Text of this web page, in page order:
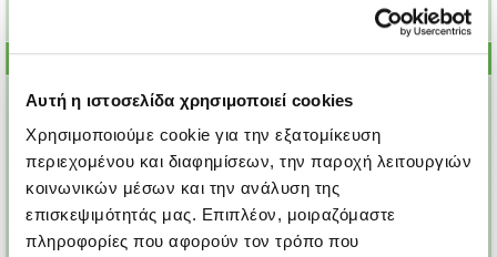
Αυτή η ιστοσελίδα χρησιμοποιεί cookies
Χρησιμοποιούμε cookie για την εξατομίκευση
περιεχομένου και διαφημίσεων, την παροχή λειτουργιών
κοινωνικών μέσων και την ανάλυση της
επισκεψιμότητάς μας. Επιπλέον, μοιραζόμαστε
πληροφορίες που αφορούν τον τρόπο που